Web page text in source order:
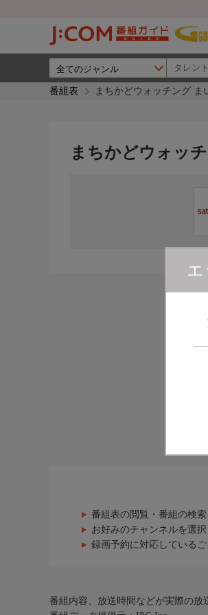
番組表 まちかどウォッチング ま
まちかどウォッ
番組表の閲覧・番組の検
お好みのチャンネルを選
録画予約に対応している
番組内容、放送時間などが実際の放